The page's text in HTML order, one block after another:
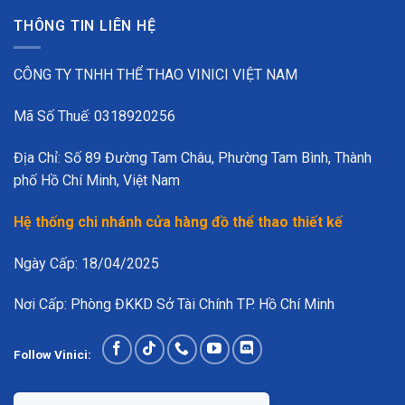
thể đặt ở tay áo hoặc dưới số sau lưng tùy nhu cầu.
THÔNG TIN LIÊN HỆ
CÔNG TY TNHH THỂ THAO VINICI VIỆT NAM
Mã Số Thuế: 0318920256
Địa Chỉ: Số 89 Đường Tam Châu, Phường Tam Bình, Thành
phố Hồ Chí Minh, Việt Nam
Hệ thống chi nhánh cửa hàng đồ thể thao thiết kế
Ngày Cấp: 18/04/2025
Nơi Cấp: Phòng ĐKKD Sở Tài Chính TP. Hồ Chí Minh
Follow Vinici: